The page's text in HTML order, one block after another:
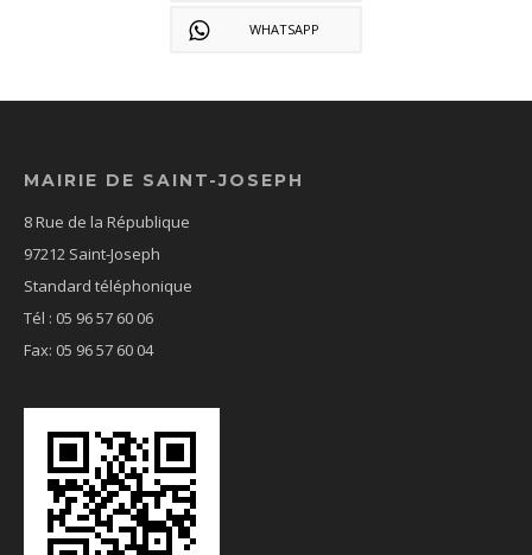
WHATSAPP
MAIRIE DE SAINT-JOSEPH
8 Rue de la République
97212 Saint-Joseph
Standard téléphonique
Tél : 05 96 57 60 06
Fax: 05 96 57 60 04